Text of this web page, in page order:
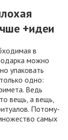
+идеи
в
можно
упаковать
одно:
Ведь
вещь, а вещь,
Потому-
самых